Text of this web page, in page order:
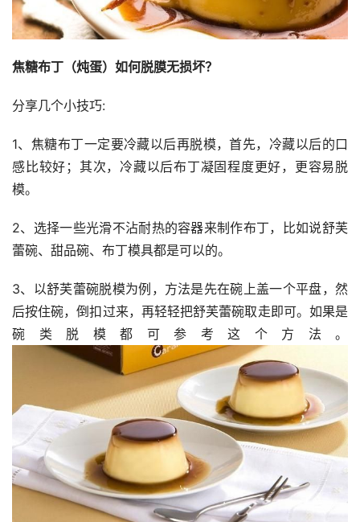
焦糖布丁（炖蛋）如何脱膜无损坏？
分享几个小技巧:
1、焦糖布丁一定要冷藏以后再脱模，首先，冷藏以后的口
感比较好；其次，冷藏以后布丁凝固程度更好，更容易脱
模。
2、选择一些光滑不沾耐热的容器来制作布丁，比如说舒芙
蕾碗、甜品碗、布丁模具都是可以的。
3、以舒芙蕾碗脱模为例，方法是先在碗上盖一个平盘，然
后按住碗，倒扣过来，再轻轻把舒芙蕾碗取走即可。如果是
碗类脱模都可参考这个方法。